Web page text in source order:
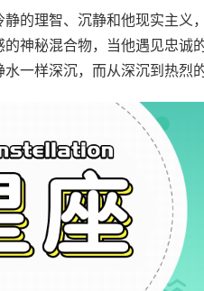
理智、沉静和他现实主义
神秘混合物，当他遇见忠诚
一样深沉，而从深沉到热烈